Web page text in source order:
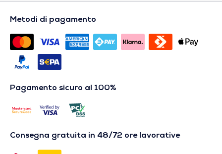
Metodi di pagamento
Pagamento sicuro al 100%
Consegna gratuita in 48/72 ore lavorative